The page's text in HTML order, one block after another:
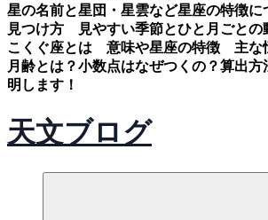
星の名前と星団・星雲など星座の特徴に
見つけ方 見やすい季節とひと月ごとの
こくぐ座とは 意味や星座の特徴 主な
月齢とは？小数点はなぜつくの？算出
明します！
天文ブログ